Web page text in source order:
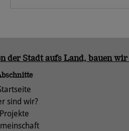
der Stadt aufs Land, bauen
sind wir?
Projekte